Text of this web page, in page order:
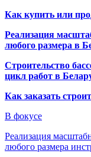
Как купить или
Реализация
любого размера в
Строительство
цикл работ в
Как заказать
В фокусе
Реализация
любого размера